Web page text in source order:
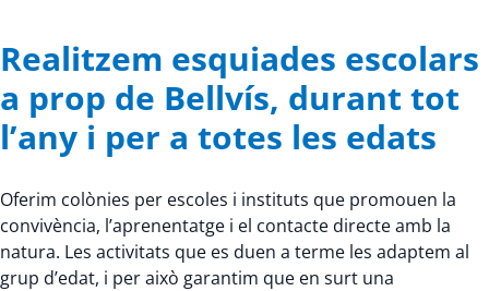
Realitzem esquiades escolars
a prop de Bellvís, durant tot
l’any i per a totes les edats
Oferim colònies per escoles i instituts que promouen la
convivència, l’aprenentatge i el contacte directe amb la
natura. Les activitats que es duen a terme les adaptem al
grup d’edat, i per això garantim que en surt una